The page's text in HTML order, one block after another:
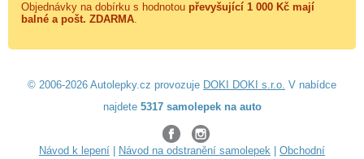
Objednávky na dobírku s hodnotou převyšující 1 000 Kč mají
balné a pošt. ZDARMA.
© 2006-2026 Autolepky.cz provozuje DOKI DOKI s.r.o. V nabídce
najdete 5317 samolepek na auto
Návod k lepení Návod na odstranění samolepek Obchodní